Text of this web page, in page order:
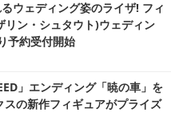
ウェディング姿のライザ! フィ
リン・シュタウト)ウェディン
予約受付開始
」エンディング「暁の車」を
スの新作フィギュアがプライズ